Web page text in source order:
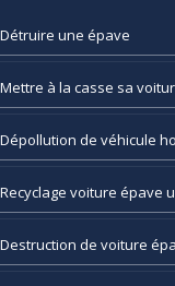
Détruire une épave
Mettre à la casse sa
Dépollution de véhicule
Recyclage voiture épave
Destruction de voiture